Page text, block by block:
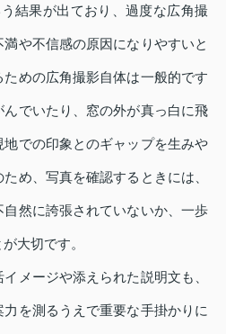
結果が出ており、過度な広角撮
や不信感の原因になりやすいと
めの広角撮影自体は一般的です
でいたり、窓の外が真っ白に飛
での印象とのギャップを生みや
め、写真を確認するときには、
然に誇張されていないか、一歩
大切です。
メージや添えられた説明文も、
を測るうえで重要な手掛かりに